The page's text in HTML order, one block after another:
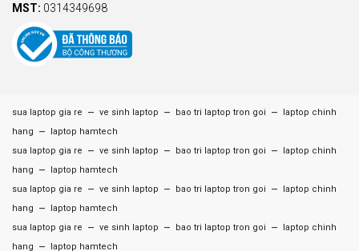
MST: 0314349698
sua laptop gia re – ve sinh laptop – bao tri laptop tron goi –
laptop chinh
hang
–
laptop hamtech
sua laptop gia re
– ve sinh laptop – bao tri laptop tron goi –
laptop chinh
hang
–
laptop hamtech
sua laptop gia re
– ve sinh laptop – bao tri laptop tron goi –
laptop chinh
hang
–
laptop hamtech
sua laptop gia re
– ve sinh laptop – bao tri laptop tron goi –
laptop chinh
hang
– laptop hamtech